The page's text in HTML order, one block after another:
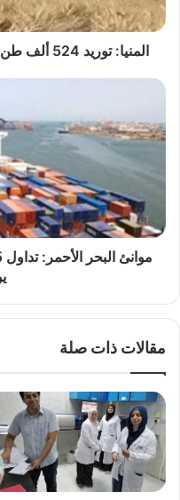
المخزون
الاستراتيجي
المنيا: توريد 524 ألف طن قمح لدعم المخزون الاستراتيجي
موانئ
الأحمر:
تداول
ألف
بضائع
و12
سفينة
مقالات ذات صلة